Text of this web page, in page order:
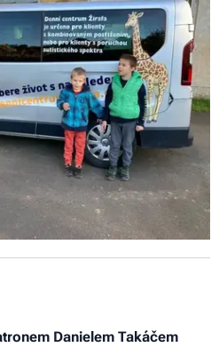
Danielem Takáčem